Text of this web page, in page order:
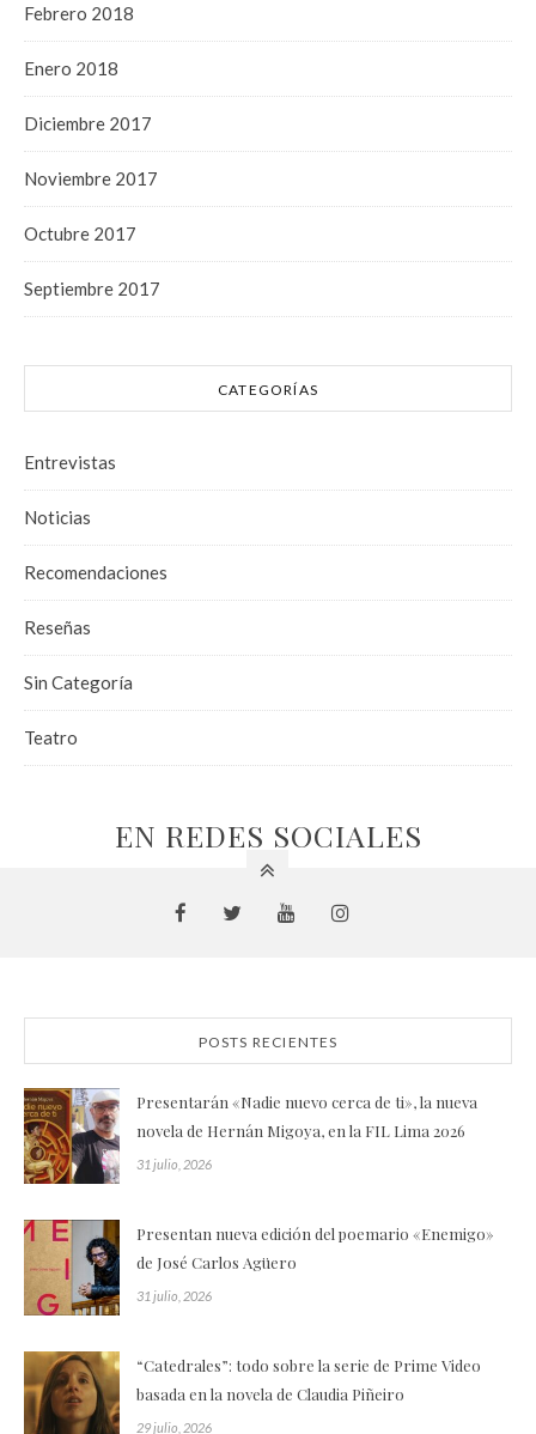
Febrero 2018
Enero 2018
Diciembre 2017
Noviembre 2017
Octubre 2017
Septiembre 2017
CATEGORÍAS
Entrevistas
Noticias
Recomendaciones
Reseñas
Sin Categoría
Teatro
EN REDES SOCIALES
POSTS RECIENTES
Presentarán «Nadie nuevo cerca de ti», la nueva
novela de Hernán Migoya, en la FIL Lima 2026
31 julio, 2026
Presentan nueva edición del poemario «Enemigo»
de José Carlos Agüero
31 julio, 2026
“Catedrales”: todo sobre la serie de Prime Video
basada en la novela de Claudia Piñeiro
29 julio, 2026